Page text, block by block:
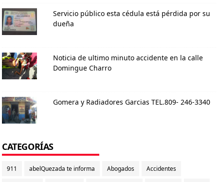
Servicio público esta cédula está pérdida por su
dueña
Noticia de ultimo minuto accidente en la calle
Domingue Charro
Gomera y Radiadores Garcias TEL.809- 246-3340
CATEGORÍAS
911 abelQuezada te informa Abogados Accidentes